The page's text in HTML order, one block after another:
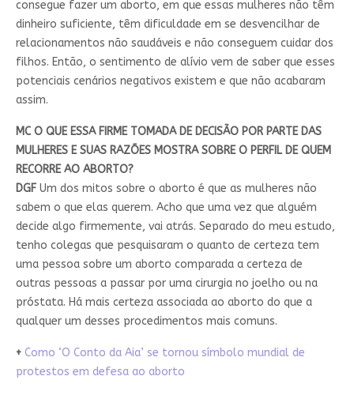
consegue fazer um aborto, em que essas mulheres não têm
dinheiro suficiente, têm dificuldade em se desvencilhar de
relacionamentos não saudáveis e não conseguem cuidar dos
filhos. Então, o sentimento de alívio vem de saber que esses
potenciais cenários negativos existem e que não acabaram
assim.
MC O QUE ESSA FIRME TOMADA DE DECISÃO POR PARTE DAS
MULHERES E SUAS RAZÕES MOSTRA SOBRE O PERFIL DE QUEM
RECORRE AO ABORTO?
DGFUm dos mitos sobre o aborto é que as mulheres não
sabem o que elas querem. Acho que uma vez que alguém
decide algo firmemente, vai atrás. Separado do meu estudo,
tenho colegas que pesquisaram o quanto de certeza tem
uma pessoa sobre um aborto comparada a certeza de
outras pessoas a passar por uma cirurgia no joelho ou na
próstata. Há mais certeza associada ao aborto do que a
qualquer um desses procedimentos mais comuns.
+ Como ‘O Conto da Aia’ se tornou símbolo mundial de
protestos em defesa ao aborto